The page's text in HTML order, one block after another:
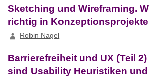
Sketching und Wireframing.
richtig in
Robin Nagel
Barrierefreiheit und UX (Teil
sind Usability Heuristiken und